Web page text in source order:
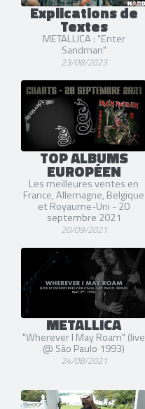
Explications de
Textes
METALLICA : "Enter
Sandman"
23/08/2023
TOP ALBUMS
EUROPÉEN
Les meilleures ventes en
France, Allemagne, Belgique
et Royaume-Uni - 20
septembre 2021
20/09/2021
METALLICA
"Wherever I May Roam" (live
@ São Paulo 1993)
24/08/2021